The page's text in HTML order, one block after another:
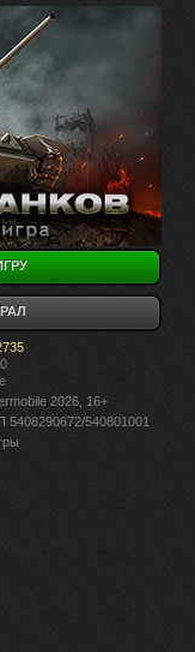
2026, 16+
540801001